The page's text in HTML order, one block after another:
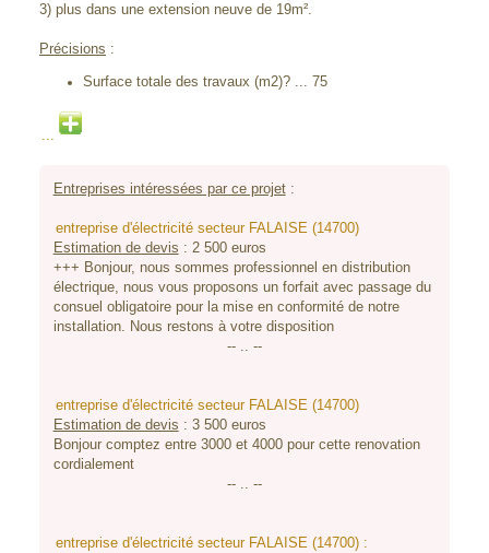
3) plus dans une extension neuve de 19m².
Précisions :
Surface totale des travaux (m2)? ... 75
...
Entreprises intéressées par ce projet:
entreprise d'électricité secteur FALAISE (14700)
Estimation de devis : 2 500euros
+++ Bonjour, nous sommes professionnel en distribution
électrique, nous vous proposons un forfait avec passage du
consuel obligatoire pour la mise en conformité de notre
installation. Nous restons à votre disposition
-- .. --
entreprise d'électricité secteur FALAISE (14700)
Estimation de devis : 3 500euros
Bonjour comptez entre 3000 et 4000 pour cette renovation
cordialement
-- .. --
entreprise d'électricité secteur FALAISE (14700) :